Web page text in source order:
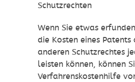
Schutzrechten
Wenn Sie etwas
die Kosten eines Patents
anderen Schutzrechtes
leisten können, können
Verfahrenskostenhilfe